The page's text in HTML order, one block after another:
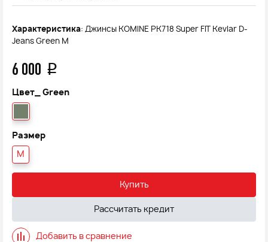
Характеристика: Джинсы KOMINE PK718 Super FIT Kevlar D-
Jeans Green M
6 000 q
Цвет_ Green
Размер
M
Купить
Рассчитать кредит
Добавить в сравнение